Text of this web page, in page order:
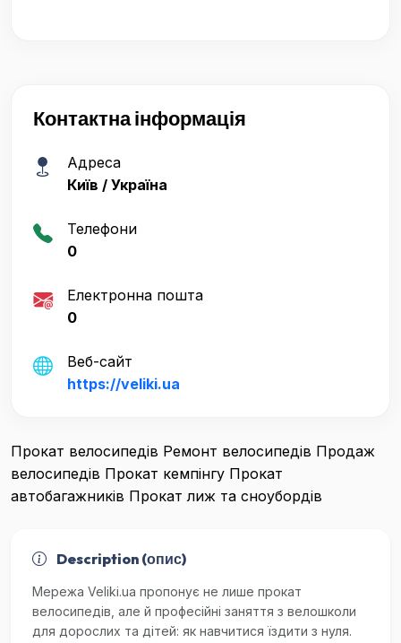
Контактна інформація
Адреса
Київ / Україна
Телефони
0
Електронна пошта
0
Веб-сайт
https://veliki.ua
Прокат велосипедів Ремонт велосипедів Продаж
велосипедів Прокат кемпінгу Прокат
автобагажників Прокат лиж та сноубордів
Description (опис)
Мережа Veliki.ua пропонує не лише прокат
велосипедів, але й професійні заняття з велошколи
для дорослих та дітей: як навчитися їздити з нуля.